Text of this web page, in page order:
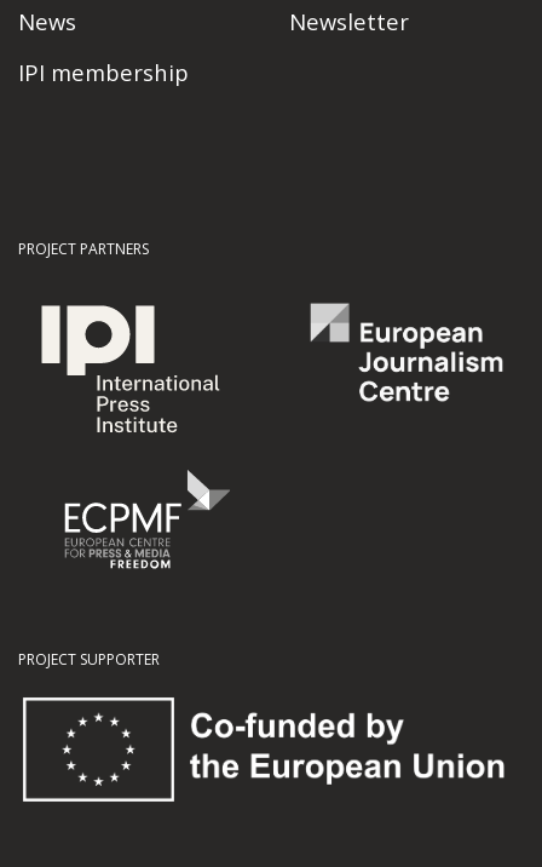
News
IPI membership
Newsletter
PROJECT PARTNERS
PROJECT SUPPORTER